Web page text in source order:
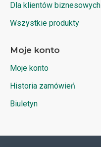
Dla klientów biznesowych
Wszystkie produkty
Moje konto
Moje konto
Historia zamówień
Biuletyn